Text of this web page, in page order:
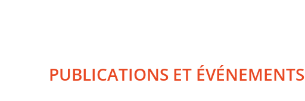
PUBLICATIONS ET ÉVÉNEMENTS